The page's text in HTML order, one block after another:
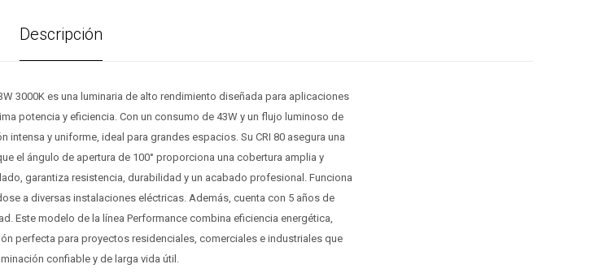
Descripción
3000K es una luminaria de alto rendimiento diseñada para aplicaciones
potencia y eficiencia. Con un consumo de 43W y un flujo luminoso de
intensa y uniforme, ideal para grandes espacios. Su CRI 80 asegura una
el ángulo de apertura de 100° proporciona una cobertura amplia y
garantiza resistencia, durabilidad y un acabado profesional. Funciona
a diversas instalaciones eléctricas. Además, cuenta con 5 años de
Este modelo de la línea Performance combina eficiencia energética,
perfecta para proyectos residenciales, comerciales e industriales que
confiable y de larga vida útil.